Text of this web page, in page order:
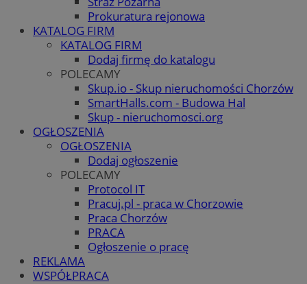
Prokuratura rejonowa
KATALOG FIRM
KATALOG FIRM
Dodaj firmę do katalogu
POLECAMY
Skup.io - Skup nieruchomości Chorzów
SmartHalls.com - Budowa Hal
Skup - nieruchomosci.org
OGŁOSZENIA
OGŁOSZENIA
Dodaj ogłoszenie
POLECAMY
Protocol IT
Pracuj.pl - praca w Chorzowie
Praca Chorzów
PRACA
Ogłoszenie o pracę
REKLAMA
WSPÓŁPRACA